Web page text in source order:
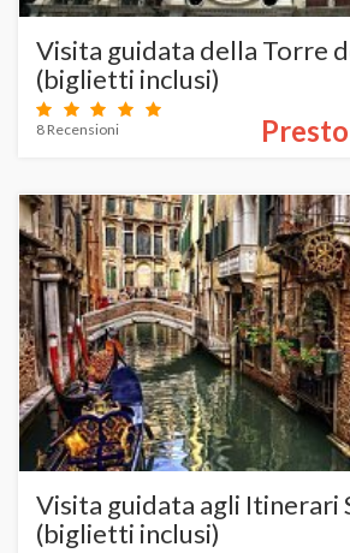
Visita guidata della Torre
(biglietti inclusi)
8 Recensioni
Visita guidata agli Itinerari
(biglietti inclusi)